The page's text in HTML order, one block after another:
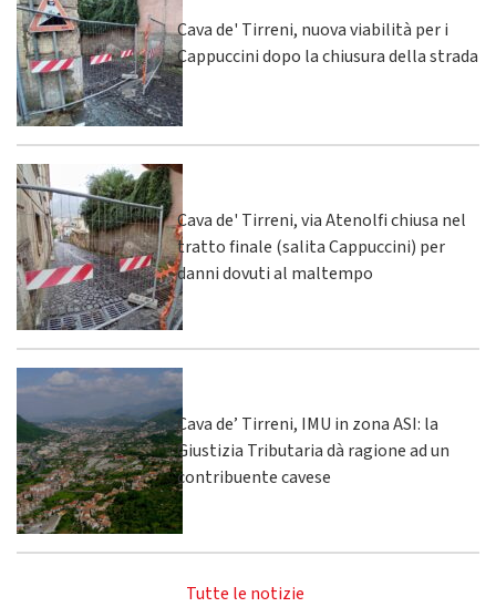
Cava de' Tirreni, nuova viabilità per i
Cappuccini dopo la chiusura della strada
Cava de' Tirreni, via Atenolfi chiusa nel
tratto finale (salita Cappuccini) per
danni dovuti al maltempo
Cava de’ Tirreni, IMU in zona ASI: la
Giustizia Tributaria dà ragione ad un
contribuente cavese
Tutte le notizie